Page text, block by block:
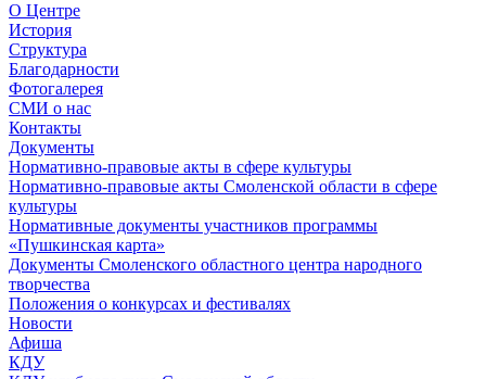
О Центре
История
Структура
Благодарности
Фотогалерея
СМИ о нас
Контакты
Документы
Нормативно-правовые акты в сфере культуры
Нормативно-правовые акты Смоленской области в сфере
культуры
Нормативные документы участников программы
«Пушкинская карта»
Документы Смоленского областного центра народного
творчества
Положения о конкурсах и фестивалях
Новости
Афиша
КДУ